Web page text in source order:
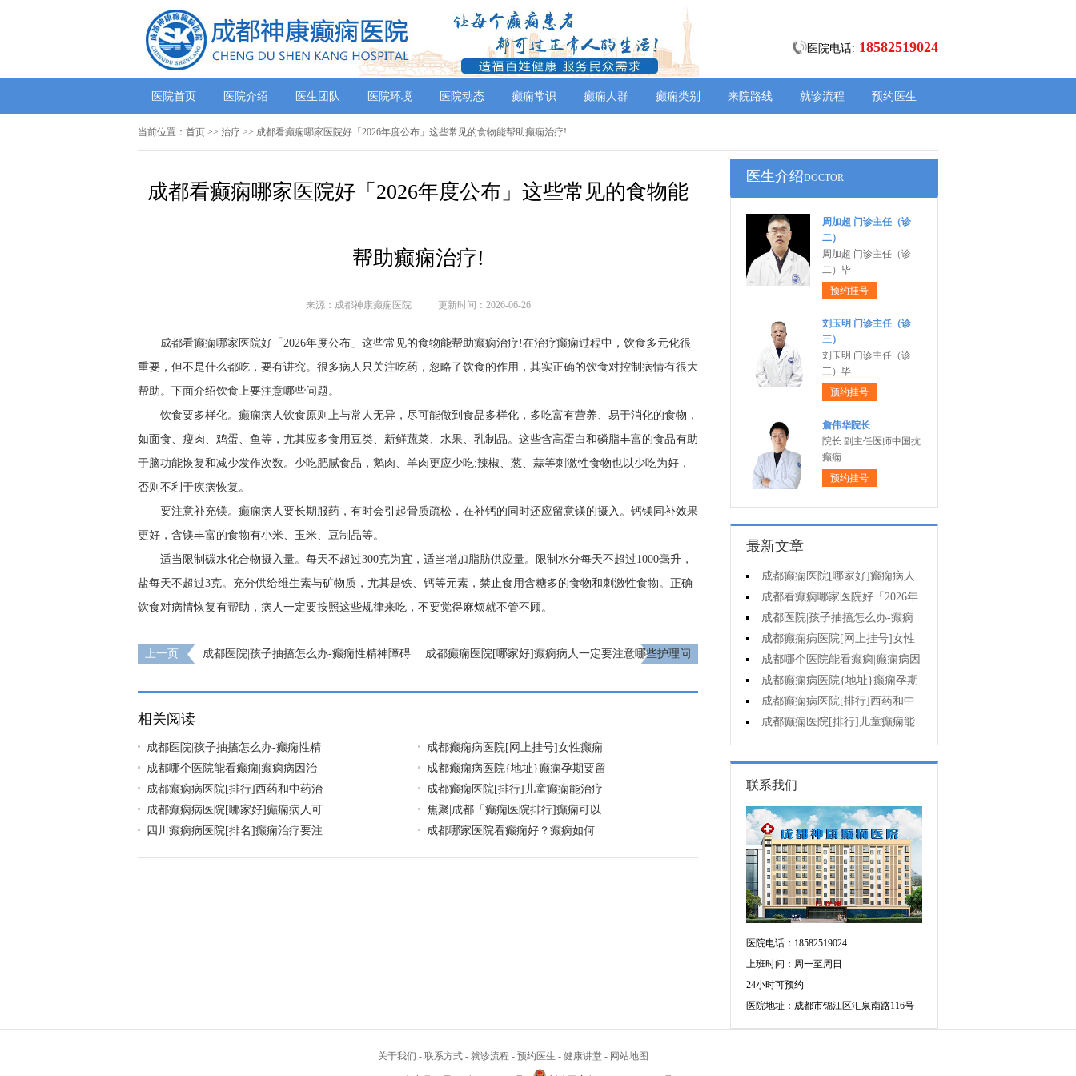
医院电话: 18582519024
医院首页 医院介绍 医生团队 医院环境 医院动态 癫痫常识 癫痫人群 癫痫类别 来院路线 就诊流程 预约医生
当前位置： 首页 >> 治疗 >> 成都看癫痫哪家医院好「2026年度公布」这些常见的食物能帮助癫痫治疗!
成都看癫痫哪家医院好「2026年度公布」这些常见的食物能
帮助癫痫治疗!
来源：成都神康癫痫医院 更新时间：2026-06-26
成都看癫痫哪家医院好「2026年度公布」这些常见的食物能帮助癫痫治疗!在治疗癫痫过程中，饮食多元化很
重要，但不是什么都吃，要有讲究。很多病人只关注吃药，忽略了饮食的作用，其实正确的饮食对控制病情有很大
帮助。下面介绍饮食上要注意哪些问题。
饮食要多样化。癫痫病人饮食原则上与常人无异，尽可能做到食品多样化，多吃富有营养、易于消化的食物，
如面食、瘦肉、鸡蛋、鱼等，尤其应多食用豆类、新鲜蔬菜、水果、乳制品。这些含高蛋白和磷脂丰富的食品有助
于脑功能恢复和减少发作次数。少吃肥腻食品，鹅肉、羊肉更应少吃;辣椒、葱、蒜等刺激性食物也以少吃为好，
否则不利于疾病恢复。
要注意补充镁。癫痫病人要长期服药，有时会引起骨质疏松，在补钙的同时还应留意镁的摄入。钙镁同补效果
更好，含镁丰富的食物有小米、玉米、豆制品等。
适当限制碳水化合物摄入量。每天不超过300克为宜，适当增加脂肪供应量。限制水分每天不超过1000毫升，
盐每天不超过3克。充分供给维生素与矿物质，尤其是铁、钙等元素，禁止食用含糖多的食物和刺激性食物。正确
饮食对病情恢复有帮助，病人一定要按照这些规律来吃，不要觉得麻烦就不管不顾。
上一页
成都医院|孩子抽搐怎么办-癫痫性精神障碍
成都癫痫医院[哪家好]癫痫病人一定要注意哪些护理问
相关阅读
成都医院|孩子抽搐怎么办-癫痫性精
成都癫痫病医院[网上挂号]女性癫痫
成都哪个医院能看癫痫|癫痫病因治
成都癫痫病医院{地址}癫痫孕期要留
成都癫痫病医院[排行]西药和中药治
成都癫痫医院[排行]儿童癫痫能治疗
成都癫痫病医院[哪家好]癫痫病人可
焦聚|成都「癫痫医院排行]癫痫可以
四川癫痫病医院[排名]癫痫治疗要注
成都哪家医院看癫痫好？癫痫如何
医生介绍DOCTOR
周加超 门诊主任（诊
二）
周加超 门诊主任（诊
二）毕
预约挂号
刘玉明 门诊主任（诊
三）
刘玉明 门诊主任（诊
三）毕
预约挂号
詹伟华院长
院长 副主任医师中国抗
癫痫
预约挂号
最新文章
成都癫痫医院[哪家好]癫痫病人
一定要注意哪些护理问题?
成都看癫痫哪家医院好「2026年
度公布」这些常见的食物能帮助癫
痫治疗!
成都医院|孩子抽搐怎么办-癫痫
性精神障碍的护理措施有哪些?
成都癫痫病医院[网上挂号]女性
癫痫治疗方法有哪些?
成都哪个医院能看癫痫|癫痫病因
治疗?成都癫痫病医院{地址}癫痫孕期
要留意什么?
成都癫痫病医院[排行]西药和中
药治羊癫疯哪个好?
成都癫痫医院[排行]儿童癫痫能
治疗好吗?
联系我们
医院电话：18582519024
上班时间：周一至周日
24小时可预约
医院地址：成都市锦江区汇泉南路116号
关于我们 - 联系方式 - 就诊流程 - 预约医生 - 健康讲堂 - 网站地图